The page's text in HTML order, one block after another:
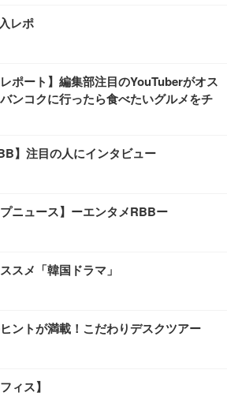
レポ
レポート】編集部注目のYouTuberがオス
ンコクに行ったら食べたいグルメをチ
】注目の人にインタビュー
プニュース】ーエンタメRBBー
スメ「韓国ドラマ」
ントが満載！こだわりデスクツアー
ィス】